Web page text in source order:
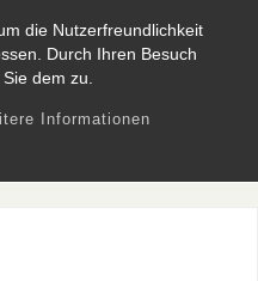
die Nutzerfreundlichkeit
Durch Ihren Besuch
dem zu.
Informationen
UND SOFTBALL IN